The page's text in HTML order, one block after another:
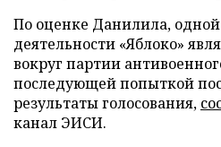
По оценке Данилила,
деятельности «Яблоко»
вокруг партии
последующей попыткой
результаты голосования,
канал ЭИСИ.